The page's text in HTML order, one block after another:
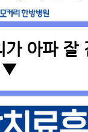
아파 잘
▼